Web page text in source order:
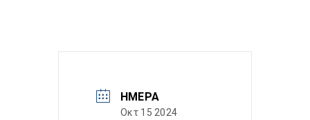
ΗΜΈΡΑ
Οκτ 15 2024